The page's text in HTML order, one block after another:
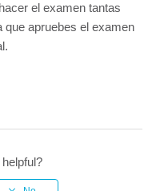
curso después de
sola sesión?
el examen tantas
apruebes el examen